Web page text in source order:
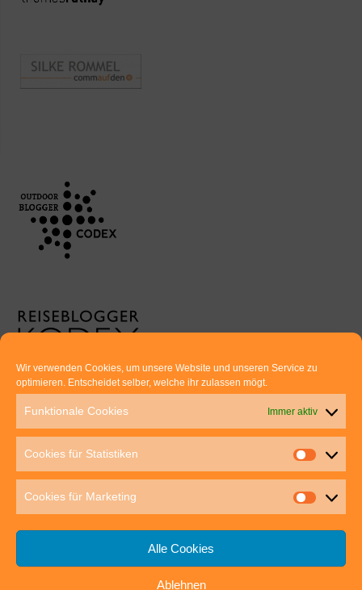
Wir verwenden Cookies, um unsere Website und unseren Service zu
optimieren. Entscheidet selber, welche ihr zulassen mögt.
Funktionale Cookies Immer aktiv
Cookies für Statistiken
Cookies für Marketing
Alle Cookies
Ablehnen
Euer direkter Draht zu uns:
Thomas Rathay und Silke Rommel
70563 Stuttgart
post@outdoor-hochgenuss.de